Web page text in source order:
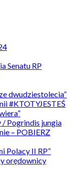
Senatu RP
dwudziestolecia”
#KTOTYJESTEŚ
/ Pogrindis jungia
– POBIERZ
Polacy II RP”
orędownicy